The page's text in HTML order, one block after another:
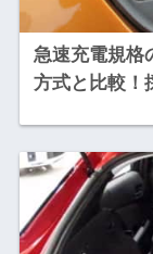
急速充電規格
方式と比較！